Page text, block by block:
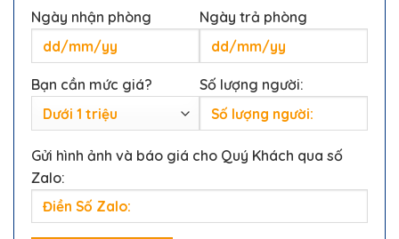
Ngày nhận phòng Ngày trả phòng
Bạn cần mức giá? Số lượng người:
Gửi hình ảnh và báo giá cho Quý Khách qua số
Zalo: